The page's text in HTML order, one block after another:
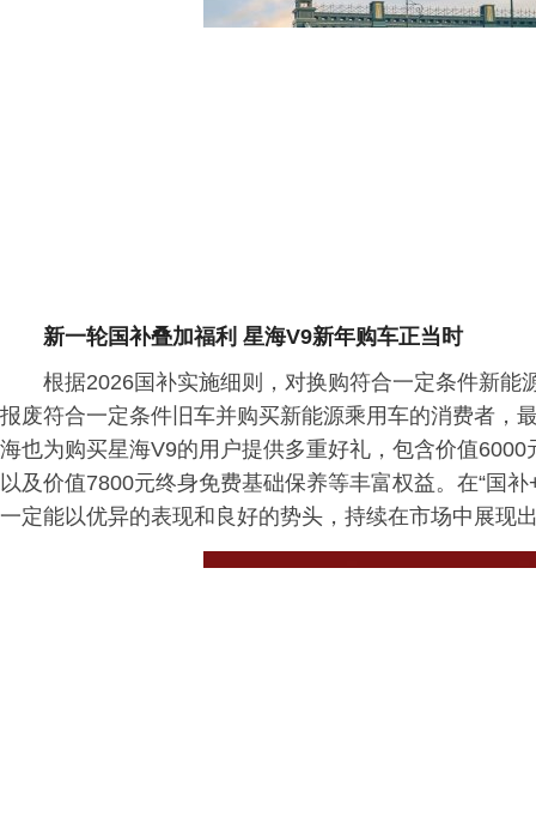
新一轮国补叠加福利 星海V9新年购车正当时
根据2026国补实施细则，对换购符合一定条件新
报废符合一定条件旧车并购买新能源乘用车的消费者，
海也为购买星海V9的用户提供多重好礼，包含价值
以及价值7800元终身免费基础保养等丰富权益。在“国
一定能以优异的表现和良好的势头，持续在市场中展现